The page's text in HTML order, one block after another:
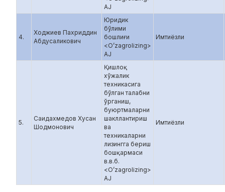
AJ
4.
Ходжиев Пахриддин
Абдусаликович
Юридик
бўлими
бошлиғи
<O’zagrolizing>
AJ
Имтиёзли
5.
Саидахмедов Хусан
Шодмонович
Қишлоқ
хўжалик
техникасига
бўлган талабни
ўрганиш,
буюртмаларни
шакллантириш
ва
техникаларни
лизингга бериш
бошқармаси
в.в.б.
<O’zagrolizing>
AJ
Имтиёзли